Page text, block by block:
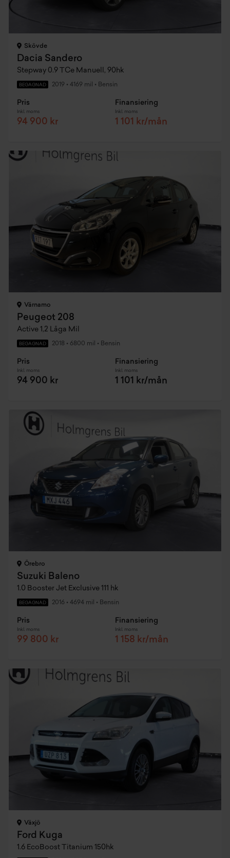
Skövde
Dacia Sandero
Stepway 0.9 TCe Manuell, 90hk
BEGAGNAD 2019 • 4169 mil • Bensin
Pris
Inkl. moms
94 900 kr
Finansiering
Inkl. moms
1 101 kr/mån
Värnamo
Peugeot 208
Active 1,2 Låga Mil
BEGAGNAD 2018 • 6800 mil • Bensin
Pris
Inkl. moms
94 900 kr
Finansiering
Inkl. moms
1 101 kr/mån
Örebro
Suzuki Baleno
1.0 Booster Jet Exclusive 111 hk
BEGAGNAD 2016 • 4694 mil • Bensin
Pris
Inkl. moms
99 800 kr
Finansiering
Inkl. moms
1 158 kr/mån
Växjö
Ford Kuga
1.6 EcoBoost Titanium 150hk